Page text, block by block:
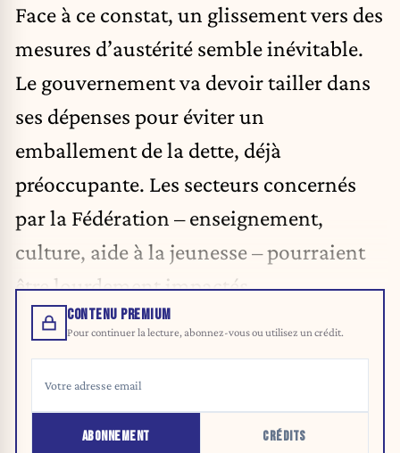
Face à ce constat, un glissement vers des
mesures d’austérité semble inévitable.
Le gouvernement va devoir tailler dans
ses dépenses pour éviter un
emballement de la dette, déjà
préoccupante. Les secteurs concernés
par la Fédération – enseignement,
culture, aide à la jeunesse – pourraient
être lourdement impactés.
CONTENU PREMIUM
Pour continuer la lecture, abonnez-vous ou utilisez un crédit.
ABONNEMENT CRÉDITS